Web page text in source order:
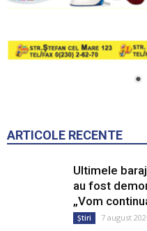
ARTICOLE RECENTE
Ultimele
au fost
„Vom
Știri 7 august